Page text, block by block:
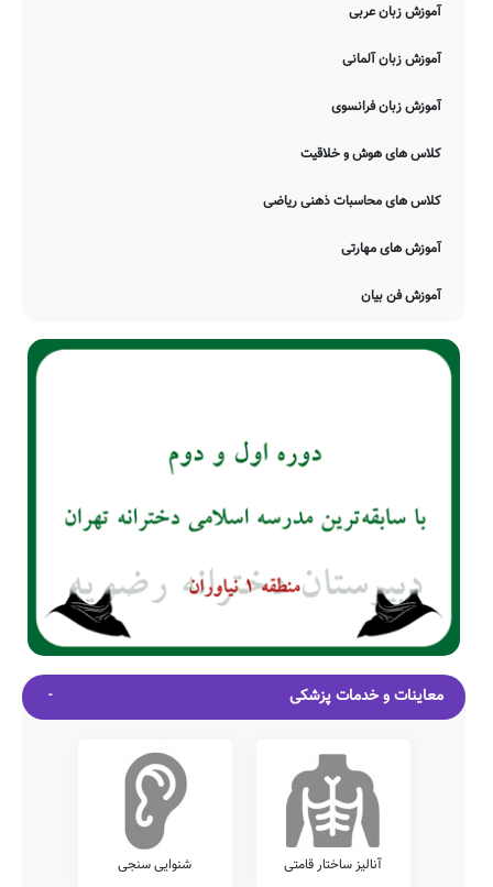
آموزش زبان عربی
آموزش زبان آلمانی
آموزش زبان فرانسوی
کلاس های هوش و خلاقیت
کلاس های محاسبات ذهنی ریاضی
آموزش های مهارتی
آموزش فن بیان
معاینات و خدمات پزشکی
آنالیز ساختار قامتی شنوایی سنجی